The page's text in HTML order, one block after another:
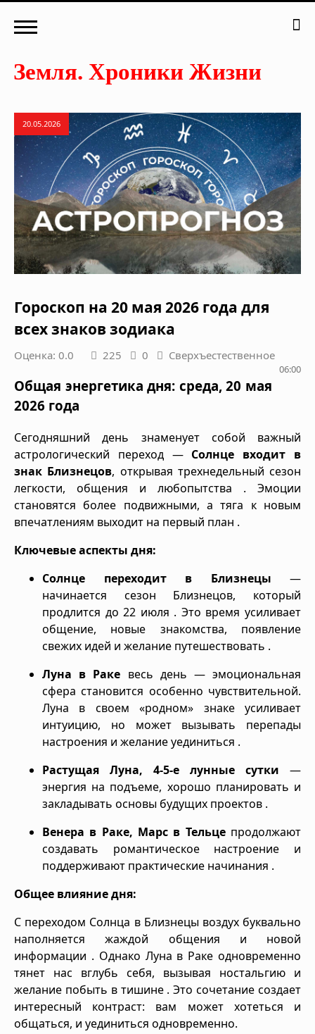
20.05.2026
Гороскоп на 20 мая 2026 года для
всех знаков зодиака
Оценка: 0.0 225 0 Сверхъестественное
06:00
Общая энергетика дня: среда, 20 мая
2026 года
Сегодняшний день знаменует собой важный
астрологический переход — Солнце входит в
знак Близнецов, открывая трехнедельный сезон
легкости, общения и любопытства . Эмоции
становятся более подвижными, а тяга к новым
впечатлениям выходит на первый план .
Ключевые аспекты дня:
Солнце переходит в Близнецы —
начинается сезон Близнецов, который
продлится до 22 июля . Это время усиливает
общение, новые знакомства, появление
свежих идей и желание путешествовать .
Луна в Раке весь день — эмоциональная
сфера становится особенно чувствительной.
Луна в своем «родном» знаке усиливает
интуицию, но может вызывать перепады
настроения и желание уединиться .
Растущая Луна, 4-5-е лунные сутки —
энергия на подъеме, хорошо планировать и
закладывать основы будущих проектов .
Венера в Раке, Марс в Тельцепродолжают
создавать романтическое настроение и
поддерживают практические начинания .
Общее влияние дня:
С переходом Солнца в Близнецы воздух буквально
наполняется жаждой общения и новой
информации . Однако Луна в Раке одновременно
тянет нас вглубь себя, вызывая ностальгию и
желание побыть в тишине . Это сочетание создает
интересный контраст: вам может хотеться и
общаться, и уединиться одновременно.